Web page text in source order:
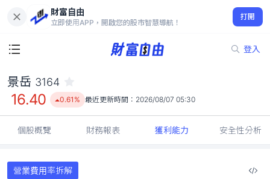
財富自由
立即使用APP，開啟您的股市智慧導航！
打開
登入
16.40
0.61%
景岳 3164
16.40 0.61% 最近更新時間： 2026/08/07 05:30
個股概覽 財務報表 獲利能力 安全性分析
營業費用率拆解